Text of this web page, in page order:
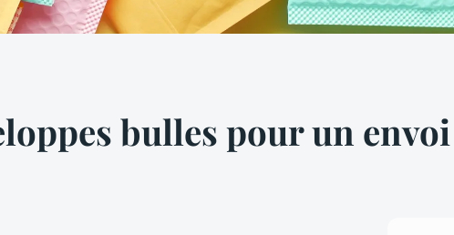
bulles pour un